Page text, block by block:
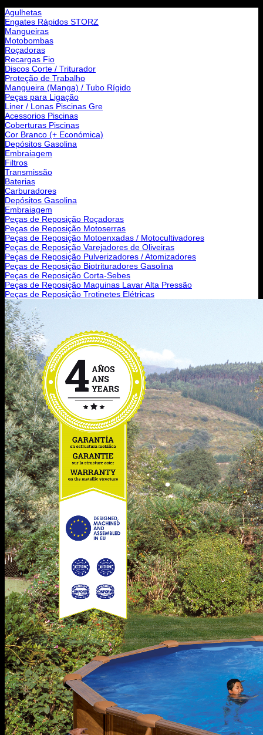
Agulhetas
Engates Rápidos STORZ
Mangueiras
Motobombas
Roçadoras
Recargas Fio
Discos Corte / Triturador
Proteção de Trabalho
Mangueira (Manga) / Tubo Rígido
Peças para Ligação
Liner / Lonas Piscinas Gre
Acessorios Piscinas
Coberturas Piscinas
Cor Branco (+ Económica)
Depósitos Gasolina
Embraiagem
Filtros
Transmissão
Baterias
Carburadores
Depósitos Gasolina
Embraiagem
Peças de Reposição Roçadoras
Peças de Reposição Motoserras
Peças de Reposição Motoenxadas / Motocultivadores
Peças de Reposição Varejadores de Oliveiras
Peças de Reposição Pulverizadores / Atomizadores
Peças de Reposição Biotrituradores Gasolina
Peças de Reposição Corta-Sebes
Peças de Reposição Maquinas Lavar Alta Pressão
Peças de Reposição Trotinetes Elétricas